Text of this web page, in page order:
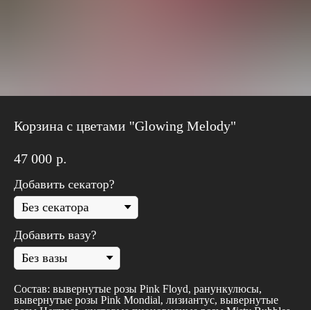
Корзина с цветами "Glowing Melody"
47 000 р.
Добавить секатор?
Добавить вазу?
Состав: вывернутые розы Pink Floyd, ранункулюсы,
вывернутые розы Pink Mondial, лизиантус, вывернутые